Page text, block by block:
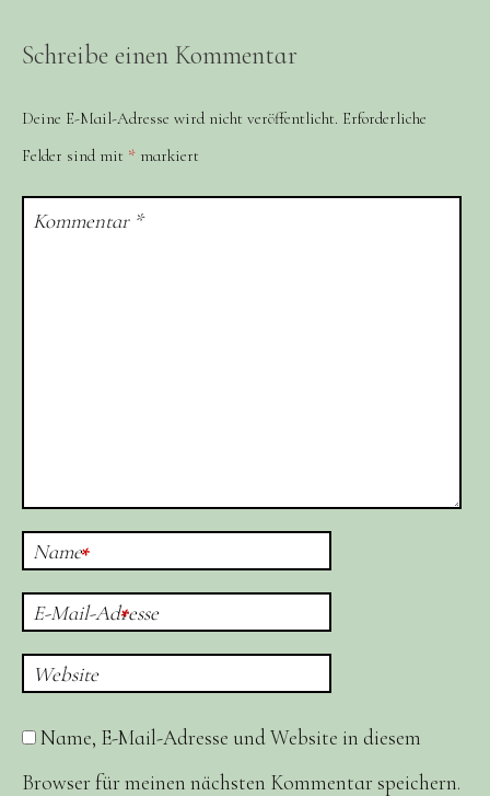
Schreibe einen Kommentar
Deine E-Mail-Adresse wird nicht veröffentlicht. Erforderliche
Felder sind mit * markiert
Kommentar *
Name*
E-Mail-Adresse
*
Website
Name, E-Mail-Adresse und Website in diesem
Browser für meinen nächsten Kommentar speichern.